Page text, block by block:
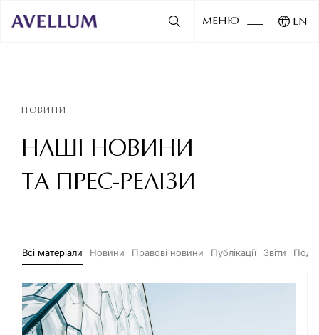
МЕНЮ EN
НОВИНИ
НАШІ НОВИНИ
ТА ПРЕС-РЕЛІЗИ
Всі матеріали Новини Правові новини Публікації Звіти Події